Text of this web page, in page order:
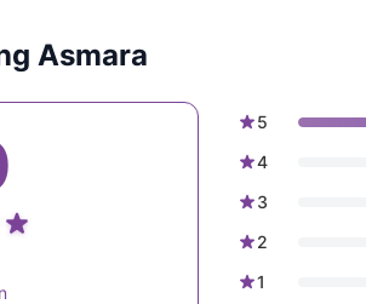
Asmara
5
4
3
2
1